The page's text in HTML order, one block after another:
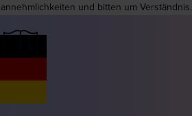
und bitten um Verständnis.